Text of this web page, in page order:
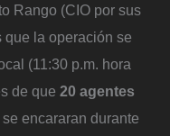
Rango (CIO por sus
la operación se
(11:30 p.m. hora
de que 20 agentes
se encararan durante